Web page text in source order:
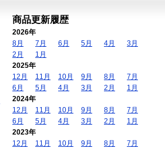
商品更新履歴
2026年
8月
7月 6月 5月 4月
3月
2月
1月
2025年
12月
11月 10月 9月 8月
7月
6月
5月 4月 3月 2月
1月
2024年
12月
11月 10月 9月 8月
7月
6月
5月 4月 3月 2月
1月
2023年
12月
11月 10月 9月 8月
7月